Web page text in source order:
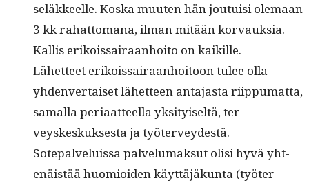
seläk­keelle. Kos­ka muuten hän jou­tu­isi ole­maan
3 kk rahat­tomana, ilman mitään korvauksia.
Kallis erikois­sairaan­hoito on kaikille.
Lähet­teet erikois­sairaan­hoitoon tulee olla
yhden­ver­taiset lähet­teen anta­jas­ta riip­pumat­ta,
samal­la peri­aat­teel­la yksi­tyiseltä, ter­
veyskeskuk­ses­ta ja työterveydestä.
Sotepalveluis­sa palvelumak­sut olisi hyvä yht­
enäistää huomioiden käyt­täjäkun­ta (työter­